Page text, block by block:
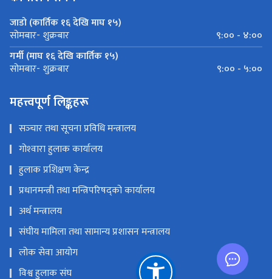
जाडो (कार्तिक १६ देखि माघ १५)
सोमबार- शुक्रबार
९:०० - ४:००
गर्मी (माघ १६ देखि कार्तिक १५)
सोमबार- शुक्रबार ९:०० - ५:००
महत्त्वपूर्ण लिङ्कहरू
सञ्‍चार तथा सूचना प्रविधि मन्त्रालय
गोश्‍वारा हुलाक कार्यालय
हुलाक प्रशिक्षण केन्द्र
प्रधानमन्त्री तथा मन्त्रिपरिषद्को कार्यालय
अर्थ मन्त्रालय
संघीय मामिला तथा सामान्य प्रशासन मन्त्रालय
लोक सेवा आयोग